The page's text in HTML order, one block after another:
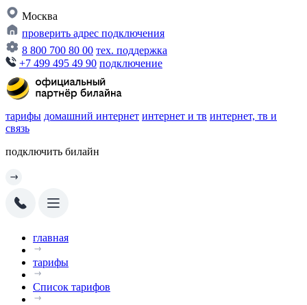
Москва
проверить адрес подключения
8 800 700 80 00 тех. поддержка
+7 499 495 49 90 подключение
тарифы домашний интернет интернет и тв интернет, тв и
связь
подключить билайн
главная
тарифы
Список тарифов